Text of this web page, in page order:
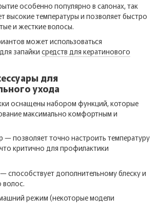
особенно популярно в салонах, так
высокие температуры и позволяет быстро
и жесткие волосы.
может использоваться
запайки средств для кератинового
для
ухода
оснащены набором функций, которые
максимально комфортным и
— позволяет точно настроить температуру
критично для профилактики
способствует дополнительному блеску и
волос.
режим (некоторые модели